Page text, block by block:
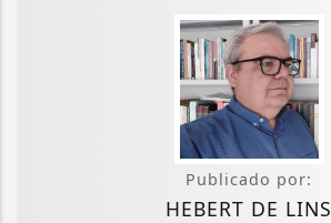
Publicado por:
HEBERT DE LINS